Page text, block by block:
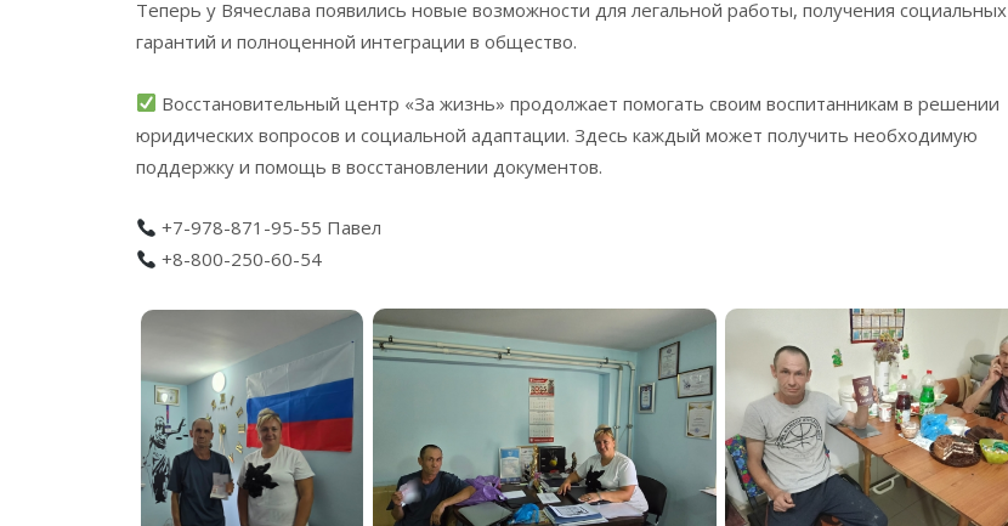
Теперь у Вячеслава появились новые возможности для легальной работы, получения социальных
гарантий и полноценной интеграции в общество.
Восстановительный центр «За жизнь» продолжает помогать своим воспитанникам в решении
юридических вопросов и социальной адаптации. Здесь каждый может получить необходимую
поддержку и помощь в восстановлении документов.
+7-978-871-95-55 Павел
+8-800-250-60-54